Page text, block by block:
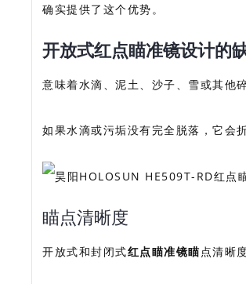
确实提供了这个优势。
开放式红点瞄准镜设计的
意味着水滴、泥土、沙子、雪或其他
如果水滴或污垢没有完全脱落，它会
瞄点清晰度
开放式和封闭式红点瞄准镜瞄点清晰